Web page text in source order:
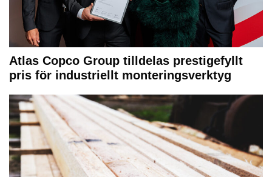
Atlas Copco Group tilldelas prestigefyllt
pris för industriellt monteringsverktyg